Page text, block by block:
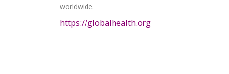
la
worldwide.
https://globalhealth.org